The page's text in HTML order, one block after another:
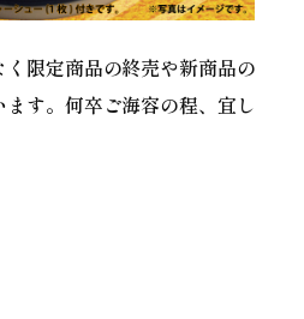
限定商品の終売や新商品の
す。何卒ご海容の程、宜し